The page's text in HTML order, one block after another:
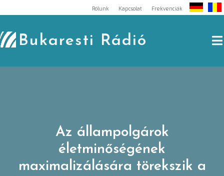
to
content
Rólunk Kapcsolat Frekvenciák
Bukaresti Rádió
Az állampolgárok
életminőségének
maximalizálására törekszik a